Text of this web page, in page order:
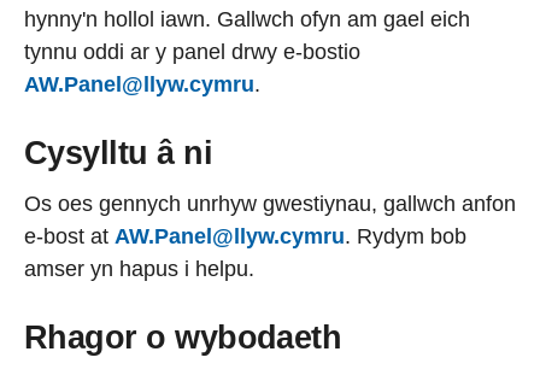
hynny'n hollol iawn. Gallwch ofyn am gael eich
tynnu oddi ar y panel drwy e-bostio
AW.Panel@llyw.cymru.
Cysylltu â ni
Os oes gennych unrhyw gwestiynau, gallwch anfon
e-bost at AW.Panel@llyw.cymru. Rydym bob
amser yn hapus i helpu.
Rhagor o wybodaeth